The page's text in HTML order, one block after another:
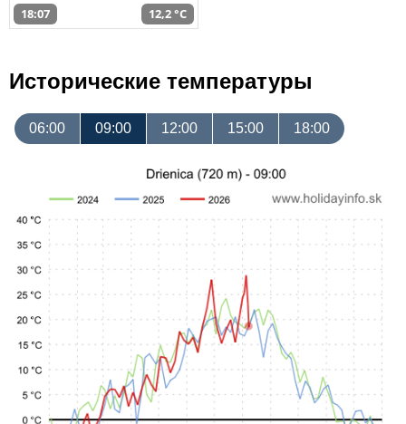
18:07 12,2 °C
Исторические температуры
06:00 09:00 12:00 15:00 18:00